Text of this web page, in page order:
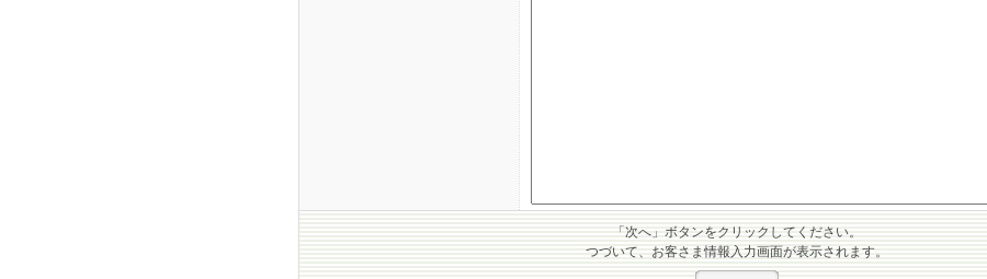
「次へ」ボタンをクリックしてください。
つづいて、お客さま情報入力画面が表示されます。